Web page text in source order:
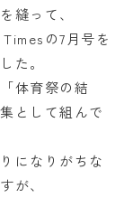
求
縫って、
の7月号を
た。
体育祭の結
として組んで
になりがちな
が、